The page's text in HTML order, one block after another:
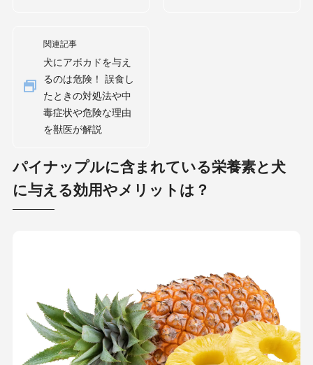
関連記事
犬にアボカドを与え
るのは危険！ 誤食し
たときの対処法や中
毒症状や危険な理由
を獣医が解説
パイナップルに含まれている栄養素と犬
に与える効用やメリットは？